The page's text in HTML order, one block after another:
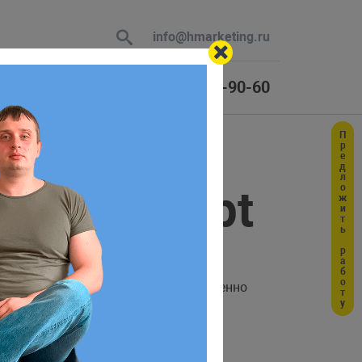
info@hmarketing.ru
+7 (925) 464-90-60
JavaScript
все теги, которые непосредственно
ответ
с учетом
Предложить работу